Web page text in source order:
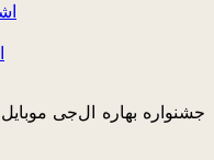
جشنواره بهاره ال‌جی